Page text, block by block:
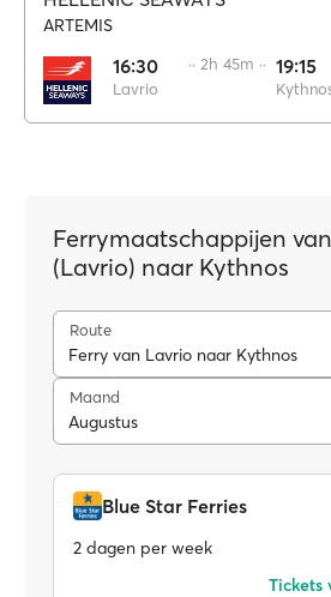
ARTEMIS
16:30
Lavrio
·· 2h 45m ·· 19:15
Ferrymaatschappijen
(Lavrio) naar Kythnos
Route
Ferry van Lavrio naar Kythnos
Maand
Augustus
Blue Star Ferries
2 dagen per week
Tickets